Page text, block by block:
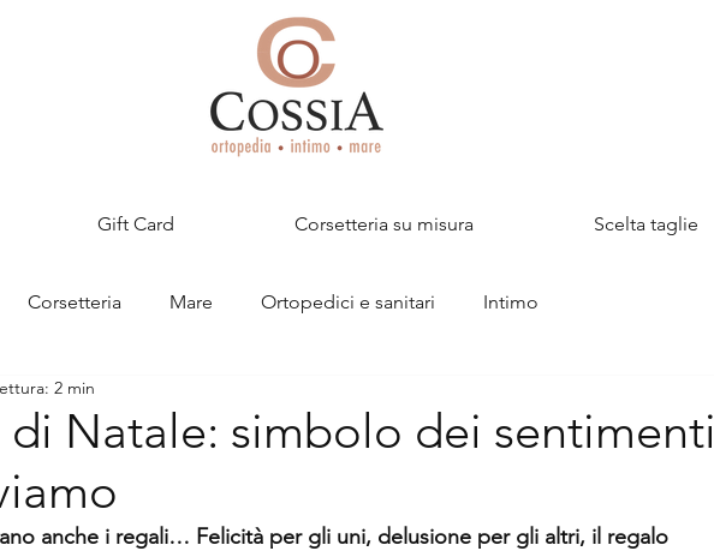
Gift Card Corsetteria su misura Scelta taglie
Corsetteria Mare Ortopedici e sanitari Intimo
di Natale: simbolo dei sentimenti
2 min
anche i regali… Felicità per gli uni, delusione per gli altri, il regalo